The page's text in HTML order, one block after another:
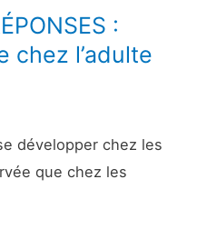
:
chez l’adulte
développer chez les
que chez les